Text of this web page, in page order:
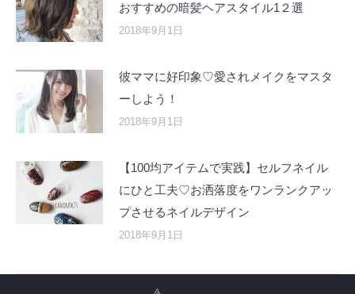
おすすめの暗髪ヘアスタイル1２選
2018年9月1日
彼ママに好印象♡愛されメイクをマスタ
ーしよう！
2018年9月1日
【100均アイテムで実践】セルフネイル
にひと工夫♡お洒落度をワンランクアッ
プさせるネイルデザイン
2018年9月1日